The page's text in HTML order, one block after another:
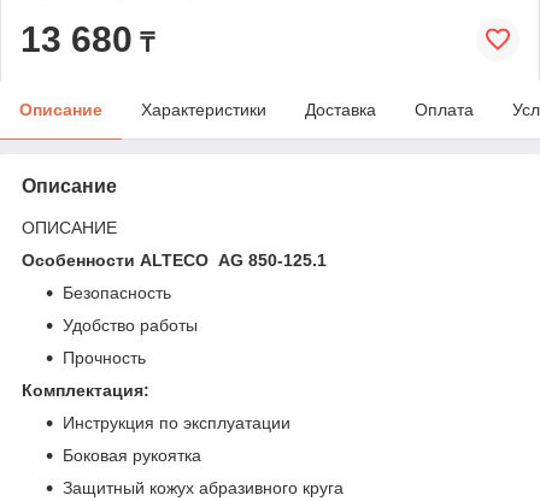
13 680 ₸
Описание Характеристики Доставка Оплата
Описание
ОПИСАНИЕ
Особенности ALTECO AG 850-125.1
Безопасность
Удобство работы
Прочность
Комплектация:
Инструкция по эксплуатации
Боковая рукоятка
Защитный кожух абразивного круга